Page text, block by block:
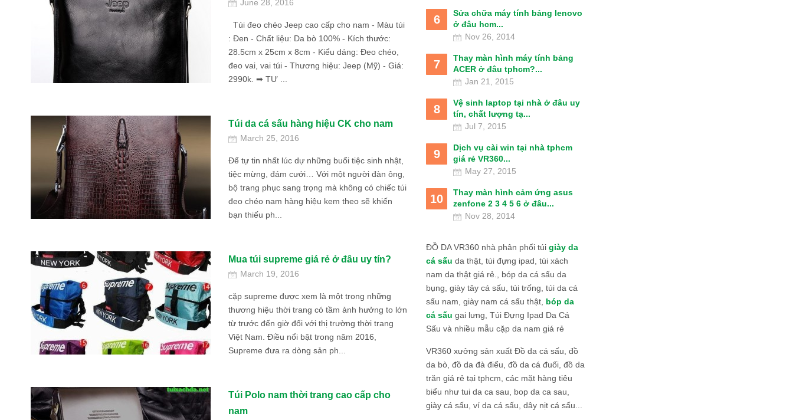
June 28, 2016
Túi đeo chéo Jeep cao cấp cho nam - Màu túi
: Đen - Chất liệu: Da bò 100% - Kích thước:
28.5cm x 25cm x 8cm - Kiểu dáng: Đeo chéo,
đeo vai, vai túi - Thương hiệu: Jeep (Mỹ) - Giá:
2990k. ➡ TƯ ...
Túi da cá sấu hàng hiệu CK cho nam
March 25, 2016
Để tự tin nhất lúc dự những buổi tiệc sinh nhật,
tiệc mừng, đám cưới… Với một người đàn ông,
bộ trang phục sang trọng mà không có chiếc túi
đeo chéo nam hàng hiệu kem theo sẽ khiến
bạn thiếu ph...
Mua túi supreme giá rẻ ở đâu uy tín?
March 19, 2016
cặp supreme được xem là một trong những
thương hiệu thời trang có tầm ảnh hưởng to lớn
từ trước đến giờ đối với thị trường thời trang
Việt Nam. Điều nổi bật trong năm 2016,
Supreme đưa ra dòng sản ph...
Túi Polo nam thời trang cao cấp cho
nam
6
Sửa chữa máy tính bảng lenovo
ở đâu hcm...
Nov 26, 2014
7
Thay màn hình máy tính bảng
ACER ở đâu tphcm?...
Jan 21, 2015
8
Vệ sinh laptop tại nhà ở đâu uy
tín, chất lượng tạ...
Jul 7, 2015
9
Dịch vụ cài win tại nhà tphcm
giá rẻ VR360...
May 27, 2015
10
Thay màn hình cảm ứng asus
zenfone 2 3 4 5 6 ở đâu...
Nov 28, 2014
ĐỒ DA VR360 nhà phân phối túi giày da
cá sấu da thật, túi đựng ipad, túi xách
nam da thật giá rẻ., bóp da cá sấu da
bụng, giày tây cá sấu, túi trống, túi da cá
sấu nam, giày nam cá sấu thật, bóp da
cá sấu gai lưng, Túi Đựng Ipad Da Cá
Sấu và nhiều mẫu cặp da nam giá rẻ
VR360 xưởng sản xuất Đồ da cá sấu, đồ
da bò, đồ da đà điểu, đồ da cá đuối, đồ da
trăn giá rẻ tại tphcm, các mặt hàng tiêu
biểu như tui da ca sau, bop da ca sau,
giày cá sấu, ví da cá sấu, dây nịt cá sấu...